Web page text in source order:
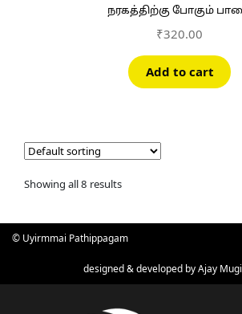
நரகத்திற்கு போகும்
₹320.00
Add to cart
Showing all 8 results
© Uyirmmai Pathippagam
designed & developed byAjay